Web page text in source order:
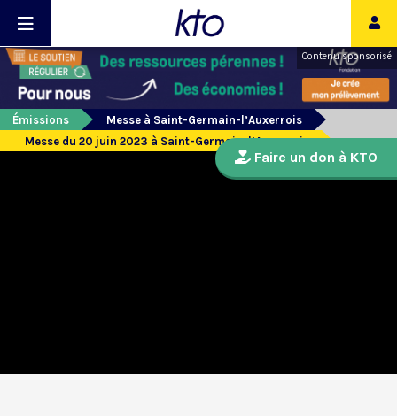
Contenu sponsorisé
Émissions
Messe à Saint-Germain-l’Auxerrois
Messe du 20 juin 2023 à Saint-Germain-l’Auxerrois
Faire un don à KTO